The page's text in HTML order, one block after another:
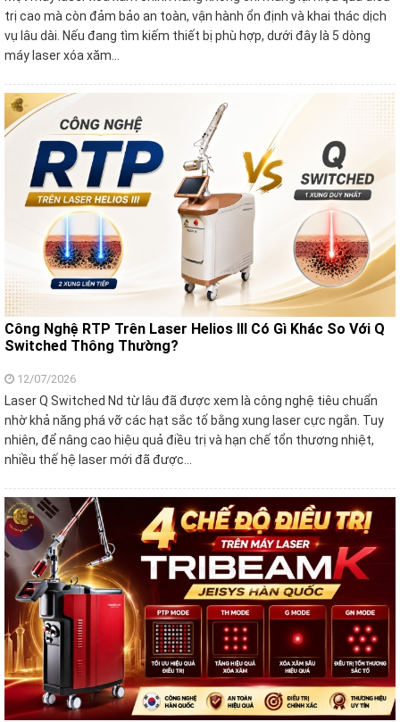
trị cao mà còn đảm bảo an toàn, vận hành ổn định và khai thác dịch
vụ lâu dài. Nếu đang tìm kiếm thiết bị phù hợp, dưới đây là 5 dòng
máy laser xóa xăm…
Công Nghệ RTP Trên Laser Helios III Có Gì Khác So Với Q
Switched Thông Thường?
12/07/2026
Laser Q Switched Nd từ lâu đã được xem là công nghệ tiêu chuẩn
nhờ khả năng phá vỡ các hạt sắc tố bằng xung laser cực ngắn. Tuy
nhiên, để nâng cao hiệu quả điều trị và hạn chế tổn thương nhiệt,
nhiều thế hệ laser mới đã được…